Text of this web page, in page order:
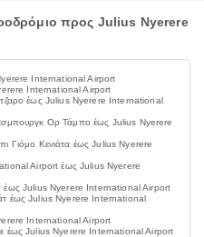
προς Julius Nyerere
International Airport
International Airport
έως Julius Nyerere International
Ορ Τάμπο έως Julius Nyerere
Γιόμο Κενιάτα έως Julius Nyerere
Airport έως Julius Nyerere
έως Julius Nyerere International Airport
έως Julius Nyerere International
International Airport
έως Julius Nyerere International Airport